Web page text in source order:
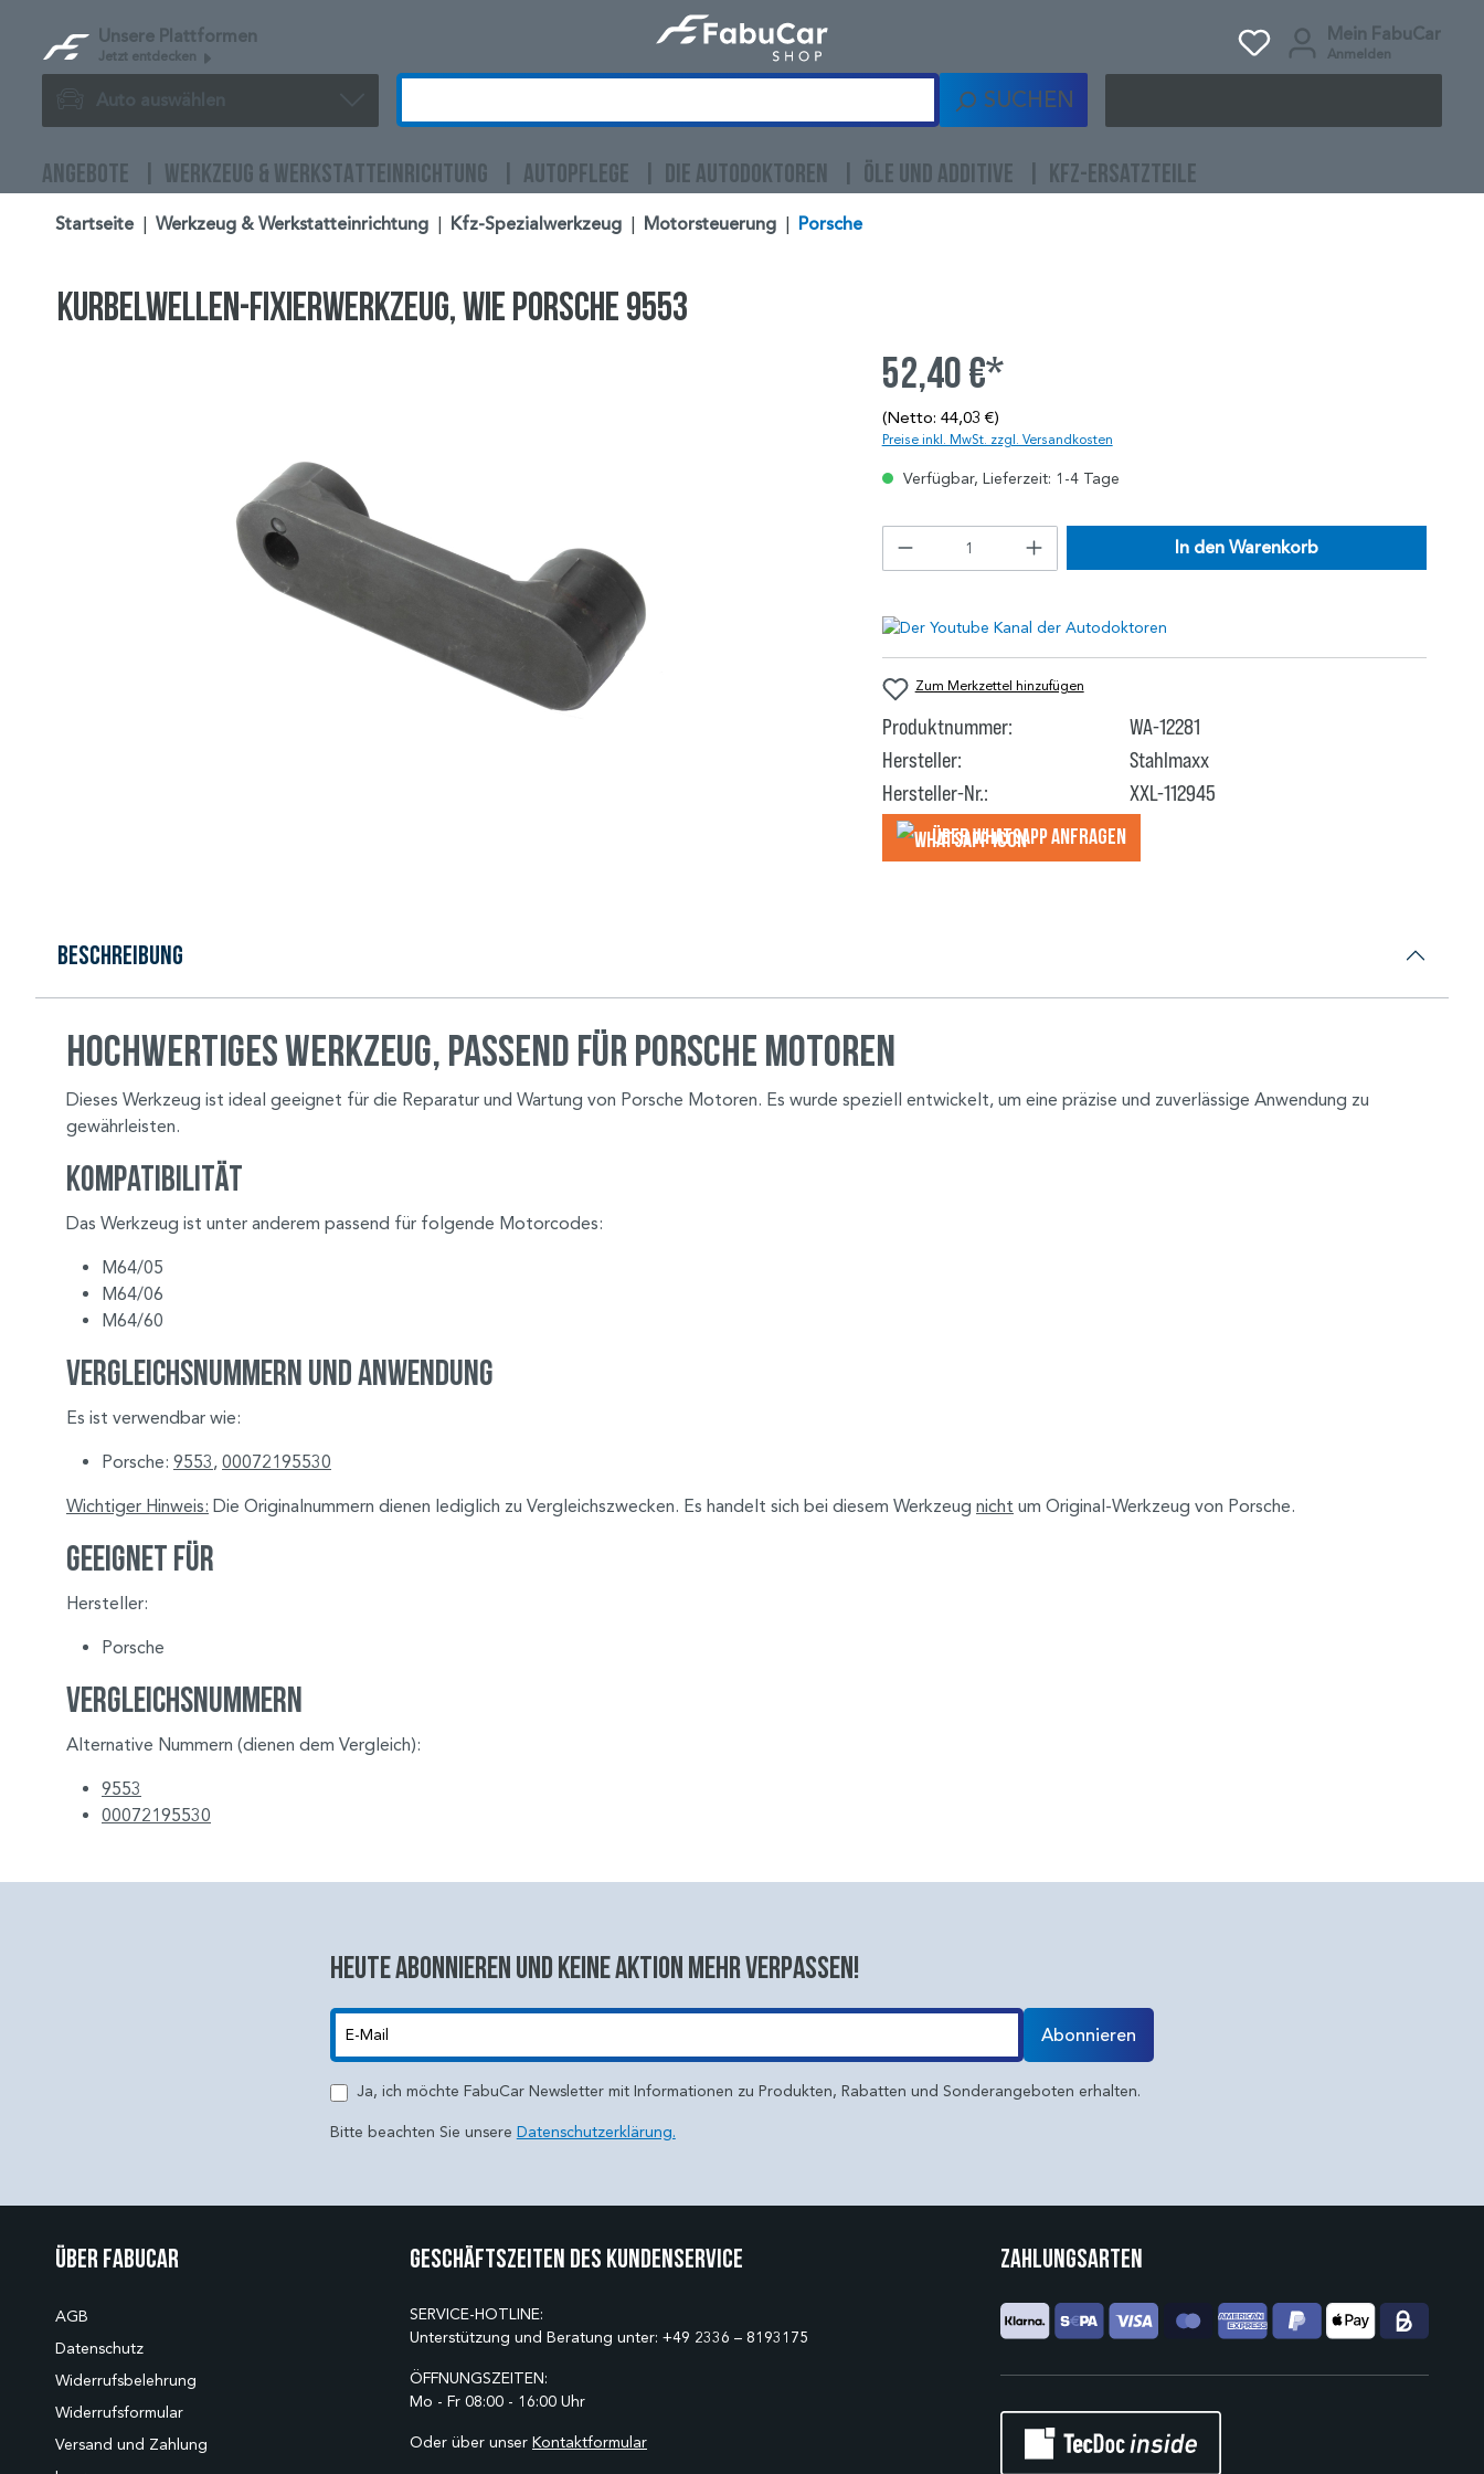
Unsere Plattformen
Jetzt entdecken
Mein FabuCar
Anmelden
Auto auswählen SUCHEN
ANGEBOTE WERKZEUG & WERKSTATTEINRICHTUNG AUTOPFLEGE DIE AUTODOKTOREN ÖLE UND ADDITIVE KFZ-ERSATZTEILE
Startseite Werkzeug & Werkstatteinrichtung Kfz-Spezialwerkzeug Motorsteuerung Porsche
Kurbelwellen-Fixierwerkzeug, wie Porsche 9553
52,40 €*
(Netto: 44,03 €)
Preise inkl. MwSt. zzgl. Versandkosten
Verfügbar, Lieferzeit: 1-4 Tage
In den Warenkorb
Zum Merkzettel hinzufügen
Produktnummer:
WA-12281
Hersteller:
Stahlmaxx
Hersteller-Nr.:
XXL-112945
Über WhatsApp anfragеn
Beschreibung
Hochwertiges Werkzeug, passend für Porsche Motoren
Dieses Werkzeug ist ideal geeignet für die Reparatur und Wartung von Porsche Motoren. Es wurde speziell entwickelt, um eine präzise und zuverlässige Anwendung zu
gewährleisten.
Kompatibilität
Das Werkzeug ist unter anderem passend für folgende Motorcodes:
M64/05
M64/06
M64/60
Vergleichsnummern und Anwendung
Es ist verwendbar wie:
Porsche: 9553, 00072195530
Wichtiger Hinweis: Die Originalnummern dienen lediglich zu Vergleichszwecken. Es handelt sich bei diesem Werkzeug nicht um Original-Werkzeug von Porsche.
Geeignet für
Hersteller:
Porsche
Vergleichsnummern
Alternative Nummern (dienen dem Vergleich):
9553
00072195530
Heute abonnieren und keine aktion mehr verpassen!
Abonnieren
Ja, ich möchte FabuCar Newsletter mit Informationen zu Produkten, Rabatten und Sonderangeboten erhalten.
Bitte beachten Sie unsere Datenschutzerklärung.
Über Fabucar
AGB
Datenschutz
Widerrufsbelehrung
Widerrufsformular
Versand und Zahlung
Geschäftszeiten des Kundenservice
SERVICE-HOTLINE:
Unterstützung und Beratung unter: +49 2336 – 8193175
ÖFFNUNGSZEITEN:
Mo - Fr 08:00 - 16:00 Uhr
Oder über unser Kontaktformular
Zahlungsarten